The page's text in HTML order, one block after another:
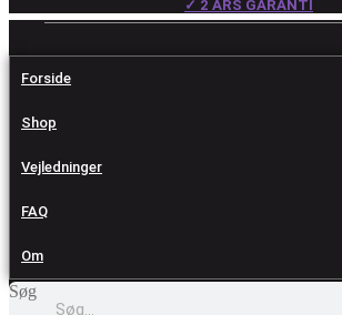
✓ 2 ÅRS GARANTI
Forside
Shop
Vejledninger
FAQ
Om
Søg